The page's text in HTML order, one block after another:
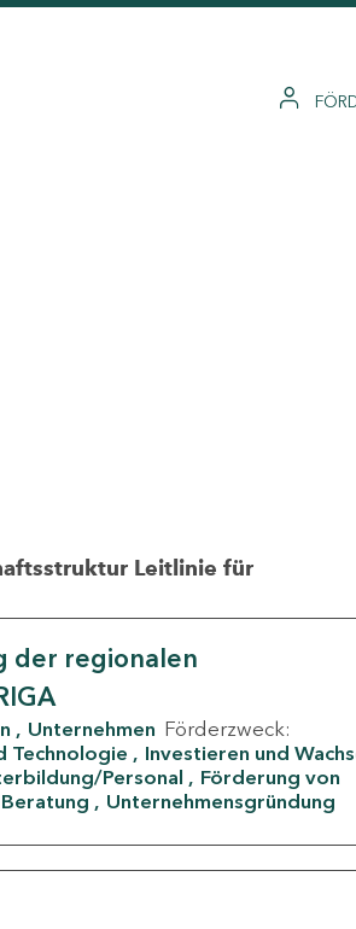
Leitlinie für
der regionalen
Unternehmen Förderzweck:
Technologie
Investieren und
Personal
Förderung von
Unternehmensgründung